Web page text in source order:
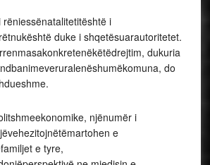
i
duke i shqetësuarautoritetet.
dukuria
do
njënumër i
e
e tyre,